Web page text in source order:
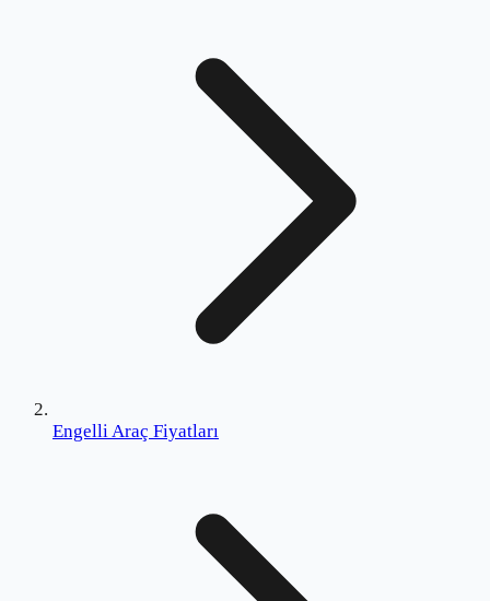
Engelli Araç Fiyatları